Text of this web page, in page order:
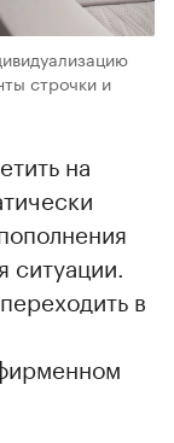
строчки и
на
в